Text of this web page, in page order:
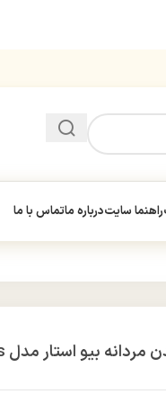
راهنما سایتدرباره ماتماس با ما